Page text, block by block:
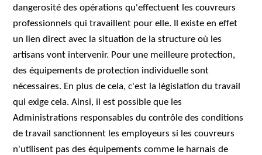
dangerosité des opérations qu'effectuent les couvreurs
professionnels qui travaillent pour elle. Il existe en effet
un lien direct avec la situation de la structure où les
artisans vont intervenir. Pour une meilleure protection,
des équipements de protection individuelle sont
nécessaires. En plus de cela, c'est la législation du travail
qui exige cela. Ainsi, il est possible que les
Administrations responsables du contrôle des conditions
de travail sanctionnent les employeurs si les couvreurs
n'utilisent pas des équipements comme le harnais de